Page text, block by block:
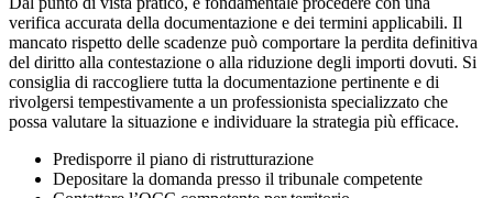
verifica accurata della documentazione e dei termini applicabili. Il
mancato rispetto delle scadenze può comportare la perdita definitiva
del diritto alla contestazione o alla riduzione degli importi dovuti. Si
consiglia di raccogliere tutta la documentazione pertinente e di
rivolgersi tempestivamente a un professionista specializzato che
possa valutare la situazione e individuare la strategia più efficace.
Predisporre il piano di ristrutturazione
Depositare la domanda presso il tribunale competente